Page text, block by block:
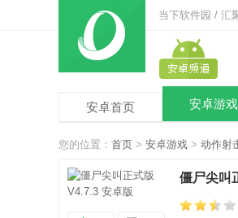
当下软件园 / 汇
安卓首页 安卓游戏
您的位置： 首页 > 安卓游戏 > 动作射
僵尸尖叫